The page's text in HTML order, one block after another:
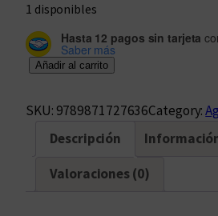
1 disponibles
Hasta 12 pagos sin tarjeta
Saber más
o
Añadir al carrito
SKU: 9789871727636Category:
Descripción
Valoraciones (0)